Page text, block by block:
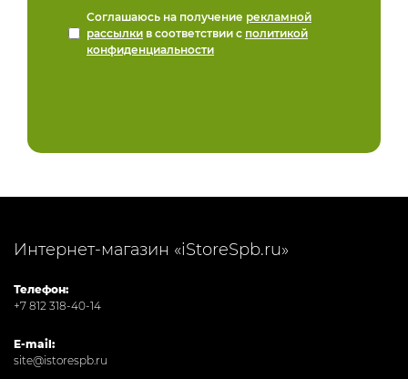
Соглашаюсь на получение рекламной
рассылки в соответствии с политикой
конфиденциальности
Интернет-магазин «iStoreSpb.ru»
Телефон:
+7 812 318-40-14
E-mail:
site@istorespb.ru